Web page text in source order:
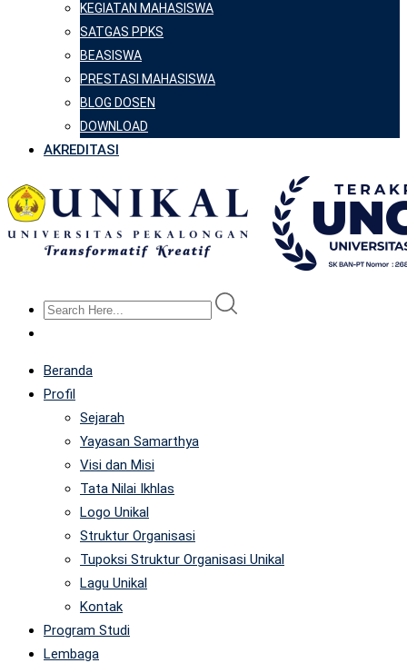
KEGIATAN MAHASISWA
SATGAS PPKS
BEASISWA
PRESTASI MAHASISWA
BLOG DOSEN
DOWNLOAD
AKREDITASI
Beranda
Profil
Sejarah
Yayasan Samarthya
Visi dan Misi
Tata Nilai Ikhlas
Logo Unikal
Struktur Organisasi
Tupoksi Struktur Organisasi Unikal
Lagu Unikal
Kontak
Program Studi
Lembaga